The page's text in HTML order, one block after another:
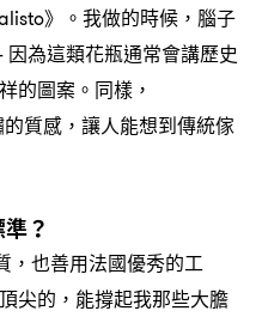
》。我做的時候 ， 腦子
因為這類花瓶通常會講歷史
的圖案。同樣 ，
質感 ， 讓人能想到傳統傢
準？
， 也善用法國優秀的工
尖的 ， 能撐起我那些大膽